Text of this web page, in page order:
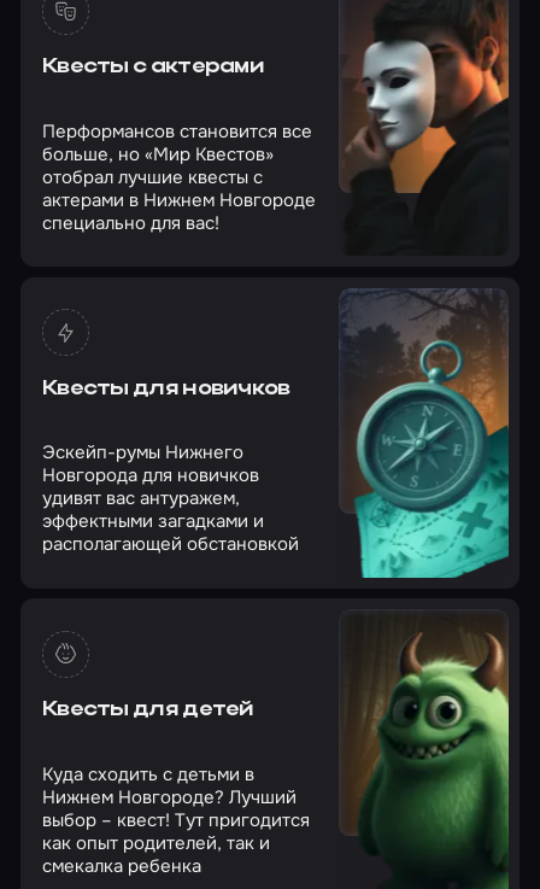
Квесты с актерами
Перформансов становится все
больше, но «Мир Квестов»
отобрал лучшие квесты с
актерами в Нижнем Новгороде
специально для вас!
Квесты для новичков
Эскейп-румы Нижнего
Новгорода для новичков
удивят вас антуражем,
эффектными загадками и
располагающей обстановкой
Квесты для детей
Куда сходить с детьми в
Нижнем Новгороде? Лучший
выбор – квест! Тут пригодится
как опыт родителей, так и
смекалка ребенка